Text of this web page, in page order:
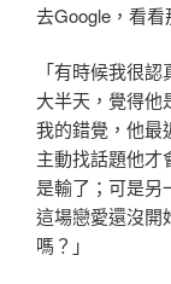
去Google，看看
「有時候我很
大半天，覺得他
我的錯覺，他最
主動找話題他才
是輸了；可是另
這場戀愛還沒開
嗎？」